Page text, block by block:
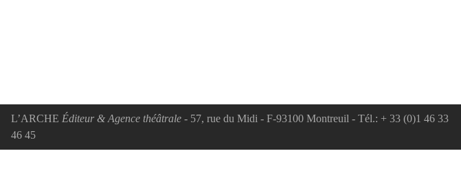
L’ARCHE Éditeur & Agence théâtrale - 57, rue du Midi - F-93100 Montreuil - Tél.: + 33 (0)1 46 33
46 45